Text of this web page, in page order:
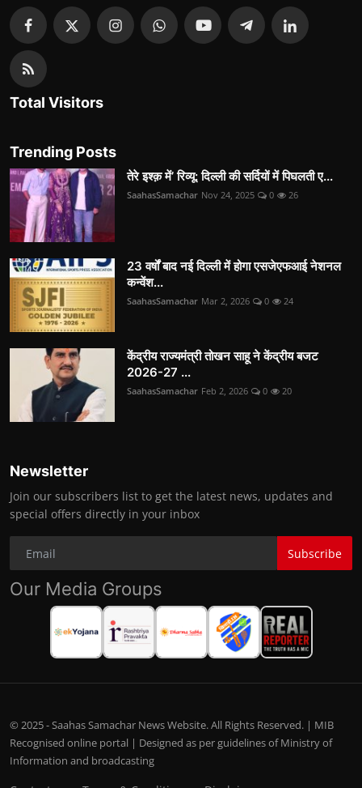
Total Visitors
Trending Posts
तेरे इश्क़ में’ रिव्यू: दिल्ली की सर्दियों में पिघलती ए...
SaahasSamachar Nov 24, 2025 0 26
23 वर्षों बाद नई दिल्ली में होगा एसजेएफआई नेशनल
कन्वेंश...
SaahasSamachar Mar 2, 2026 0 24
केंद्रीय राज्यमंत्री तोखन साहू ने केंद्रीय बजट
2026-27 ...
SaahasSamachar Feb 2, 2026 0 20
Newsletter
Join our subscribers list to get the latest news, updates and
special offers directly in your inbox
Subscribe
Our Media Groups
© 2025 - Saahas Samachar News Website. All Rights Reserved. | MIB
Recognised online portal | Designed as per guidelines of Ministry of
Information and broadcasting